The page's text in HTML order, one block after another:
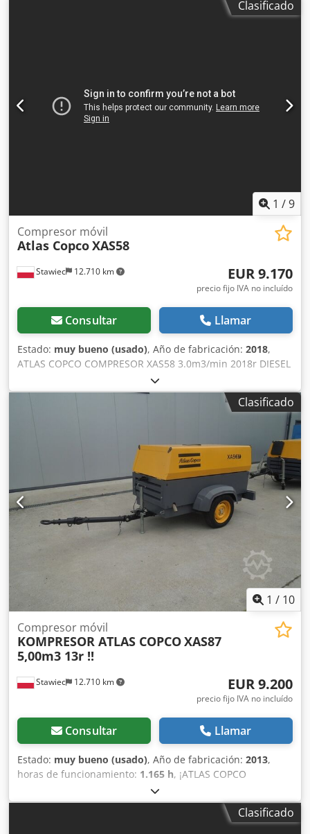
Djdezky Nkspfx Amgewa año de fabricación: 2015 motor:
Clasificado
1 /9
Stawiec 12.710 km
Compresor móvil
Atlas CopcoXAS58
EUR 9.170
precio fijo IVA no incluído
Consultar Llamar
Estado: muy bueno (usado), Año de fabricación: 2018,
ATLAS COPCO COMPRESOR XAS58 3.0m3/min 2018r DIESEL
compresor ATLAS COPCO XAS 58 máquina después del
servicio Datos técnicos: capacidad 3.00 m3/min; presión de
trabajo 7 Bar; año de fabricación 2018; Motor KUBOTA
precio neto: 39500 zł Dwodpfotyk Svex Amgja precio bruto:
48585 zł A continuación se muestra un enlace a un vídeo
que muestra cómo funciona la máquina
Clasificado
1 / 10
Stawiec 12.710 km
Compresor móvil
KOMPRESOR ATLAS COPCOXAS87
5,00m3 13r !!
EUR 9.200
precio fijo IVA no incluído
Consultar Llamar
Estado: muy bueno (usado), Año de fabricación: 2013,
horas de funcionamiento: 1.165 h, ¡ATLAS COPCO
COMPRESOR XAS87 5,00m3 13r ! DIESEL compresor ATLAS
COPCO XAS87 máquina después del servicio Datos
técnicos: capacidad 5.00 m3/min; presión de trabajo 7 Bar;
Clasificado